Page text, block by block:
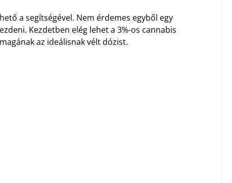
a segítségével. Nem érdemes egyből egy
Kezdetben elég lehet a 3%-os cannabis
az ideálisnak vélt dózist.